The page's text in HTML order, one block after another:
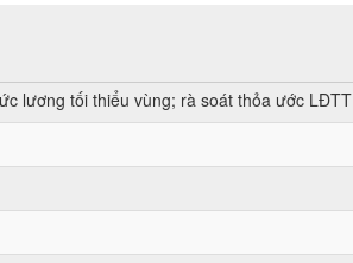
lương tối thiểu vùng; rà soát thỏa ước LĐTT